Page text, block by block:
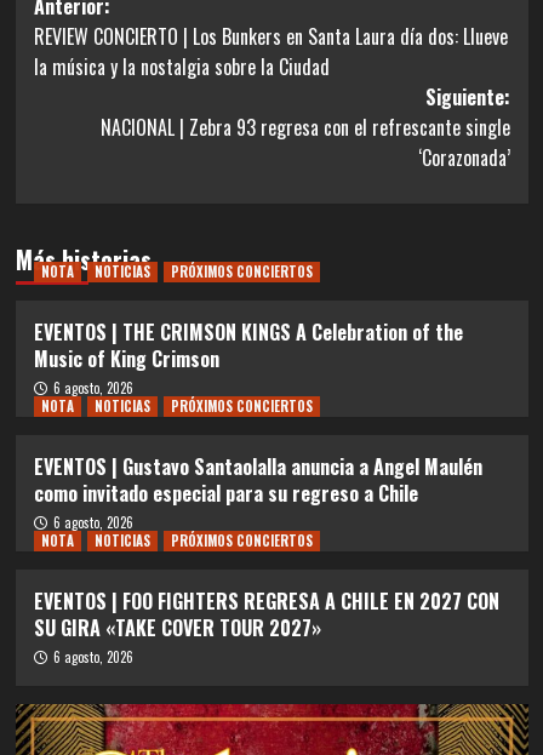
de
entradas
Anterior:
REVIEW CONCIERTO | Los Bunkers en Santa Laura día dos: Llueve
la música y la nostalgia sobre la Ciudad
Siguiente:
NACIONAL | Zebra 93 regresa con el refrescante single
‘Corazonada’
Más historias
NOTA NOTICIAS PRÓXIMOS CONCIERTOS
EVENTOS | THE CRIMSON KINGS A Celebration of the
Music of King Crimson
6 agosto, 2026
NOTA
NOTICIAS PRÓXIMOS CONCIERTOS
EVENTOS | Gustavo Santaolalla anuncia a Angel Maulén
como invitado especial para su regreso a Chile
6 agosto, 2026
NOTA
NOTICIAS PRÓXIMOS CONCIERTOS
EVENTOS | FOO FIGHTERS REGRESA A CHILE EN 2027 CON
SU GIRA «TAKE COVER TOUR 2027»
6 agosto, 2026